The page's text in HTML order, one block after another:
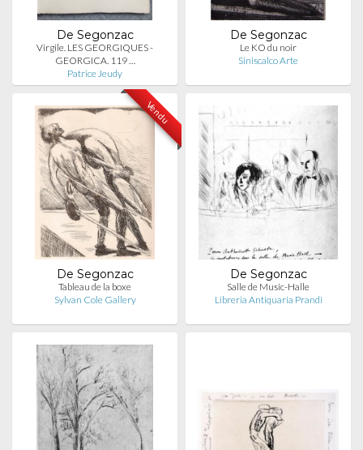
De Segonzac
Virgile. LES GEORGIQUES -
GEORGICA. 119 …
Patrice Jeudy
De Segonzac
Le KO du noir
Siniscalco Arte
Vendu
De Segonzac
Tableau de la boxe
Sylvan Cole Gallery
De Segonzac
Salle de Music-Halle
Libreria Antiquaria Prandi